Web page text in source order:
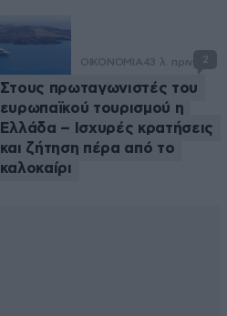
ΟΙΚΟΝΟΜΙΑ43 λ. πριν 2
Στους πρωταγωνιστές του
ευρωπαϊκού τουρισμού η
Ελλάδα – Ισχυρές κρατήσεις
και ζήτηση πέρα από το
καλοκαίρι